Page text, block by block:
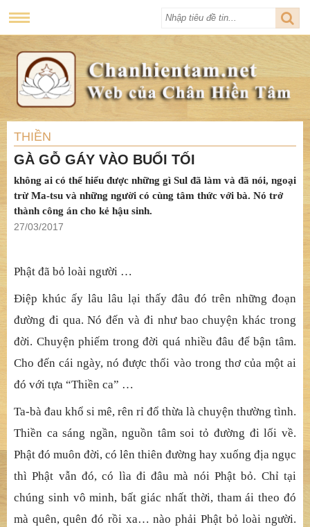
GÀ GỖ GÁY VÀO BUỔI TỐI
không ai có thể hiểu được những gì Sul đã làm và đã nói, ngoại
trừ Ma-tsu và những người có cùng tâm thức với bà. Nó trở
thành công án cho kẻ hậu sinh.
Điệp khúc ấy lâu lâu lại thấy đâu đó trên những đoạn
đường đi qua. Nó đến và đi như bao chuyện khác trong
đời. Chuyện phiếm trong đời quá nhiều đâu để bận tâm.
Cho đến cái ngày, nó được thổi vào trong thơ của một ai